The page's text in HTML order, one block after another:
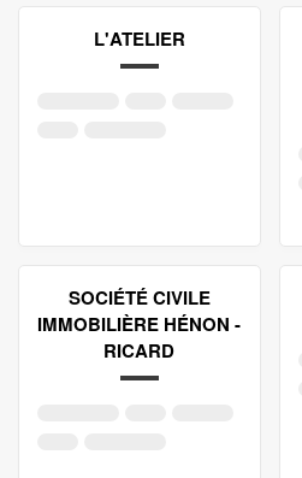
L'ATELIER
SOCIÉTÉ CIVILE
IMMOBILIÈRE HÉNON -
RICARD